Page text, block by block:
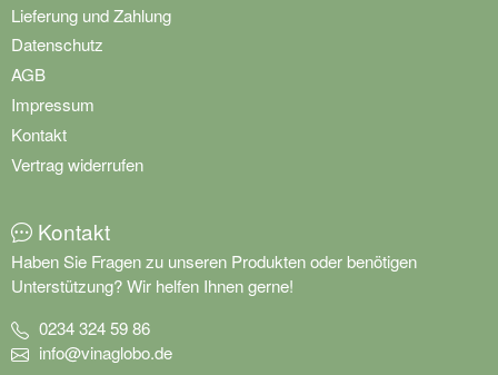
Informationen
Widerrufsrecht
Lieferung und Zahlung
Datenschutz
AGB
Impressum
Vertrag widerrufen
Kontakt
Haben Sie Fragen zu unseren Produkten oder benötigen
Unterstützung? Wir helfen Ihnen gerne!